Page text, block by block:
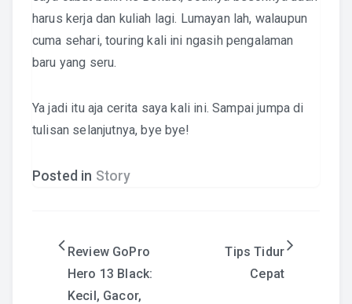
harus kerja dan kuliah lagi. Lumayan lah, walaupun
cuma sehari, touring kali ini ngasih pengalaman
baru yang seru.
Ya jadi itu aja cerita saya kali ini. Sampai jumpa di
tulisan selanjutnya, bye bye!
Posted in Story
Post
navigation
Review GoPro
Hero 13 Black:
Kecil, Gacor,
Tips Tidur
Cepat